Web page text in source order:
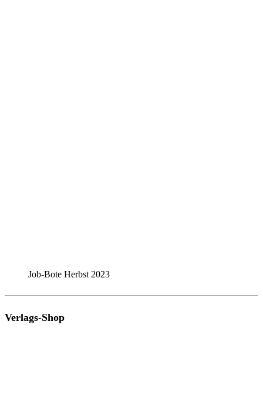
Job-Bote Herbst 2023
Verlags-Shop